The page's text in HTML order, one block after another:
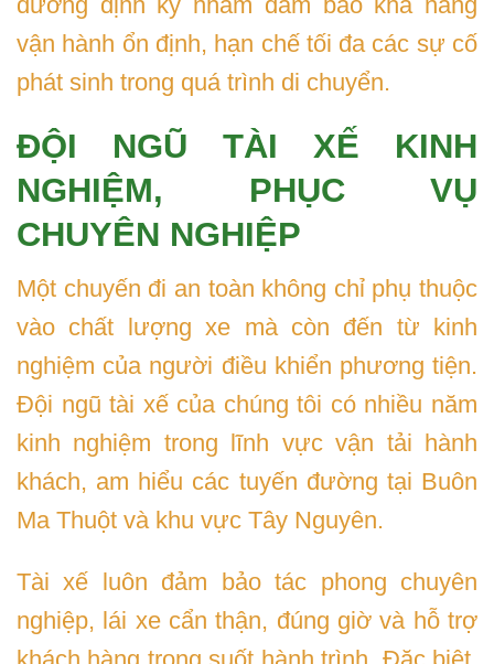
vận hành ổn định, hạn chế tối đa các sự cố
phát sinh trong quá trình di chuyển.
ĐỘI NGŨ TÀI XẾ KINH
NGHIỆM, PHỤC VỤ
CHUYÊN NGHIỆP
Một chuyến đi an toàn không chỉ phụ thuộc
vào chất lượng xe mà còn đến từ kinh
nghiệm của người điều khiển phương tiện.
Đội ngũ tài xế của chúng tôi có nhiều năm
kinh nghiệm trong lĩnh vực vận tải hành
khách, am hiểu các tuyến đường tại Buôn
Ma Thuột và khu vực Tây Nguyên.
Tài xế luôn đảm bảo tác phong chuyên
nghiệp, lái xe cẩn thận, đúng giờ và hỗ trợ